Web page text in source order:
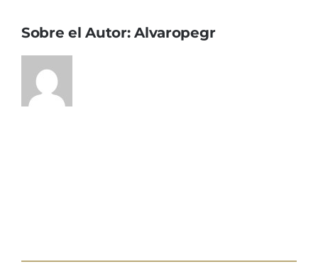
Sobre el Autor:Alvaropegr